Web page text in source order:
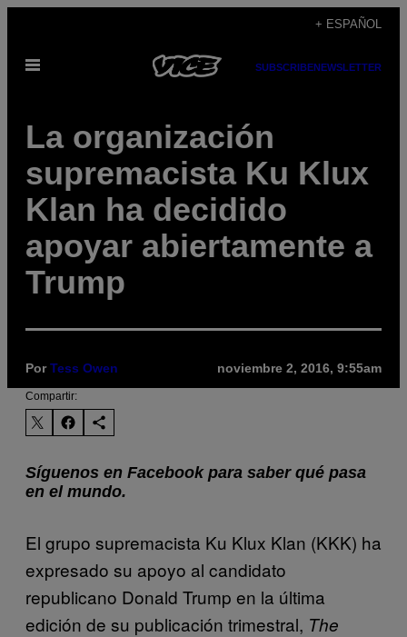
contenido
+ ESPAÑOL
Abrir
SUBSCRIBENEWSLETTER
La organización
supremacista Ku Klux
Klan ha decidido
apoyar abiertamente a
Trump
PorTess Owen noviembre 2, 2016, 9:55am
Compartir:
Síguenos en Facebook para saber qué pasa
en el mundo.
El grupo supremacista Ku Klux Klan (KKK) ha
expresado su apoyo al candidato
republicano Donald Trump en la última
edición de su publicación trimestral, The